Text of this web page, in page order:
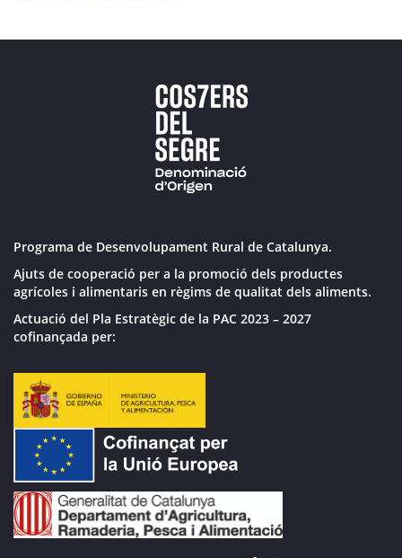
Programa de Desenvolupament Rural de Catalunya.
Ajuts de cooperació per a la promoció dels productes
agrícoles i alimentaris en règims de qualitat dels aliments.
Actuació del Pla Estratègic de la PAC 2023 – 2027
cofinançada per: